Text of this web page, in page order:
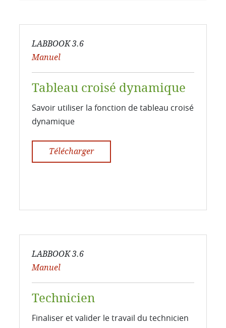
LABBOOK 3.6
Manuel
Tableau croisé dynamique
Savoir utiliser la fonction de tableau croisé
dynamique
Télécharger
LABBOOK 3.6
Manuel
Technicien
Finaliser et valider le travail du technicien